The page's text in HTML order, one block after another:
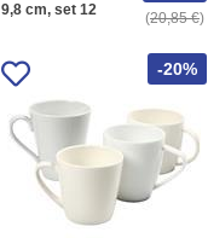
9,8 cm, set 12
20,85 €
-20%